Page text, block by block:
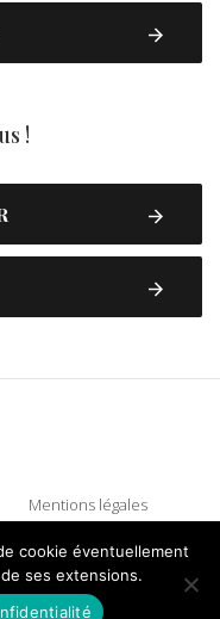
!
Mentions légales
Adhérez à 9 Lives
cookie éventuellement
ses extensions.